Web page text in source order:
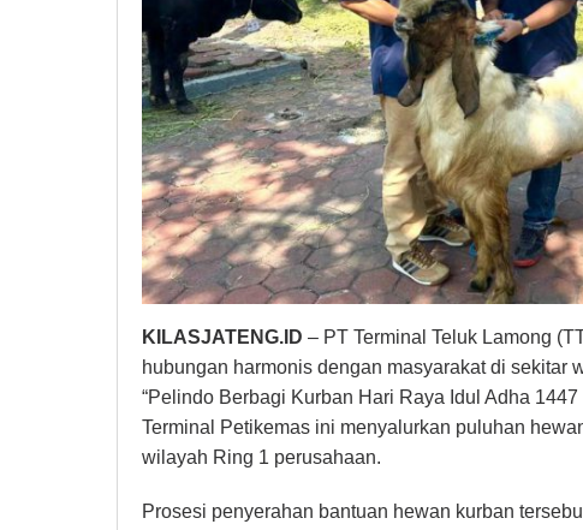
KILASJATENG.ID – PT Terminal Teluk Lamong
hubungan harmonis dengan masyarakat di sekitar
“Pelindo Berbagi Kurban Hari Raya Idul Adha
Terminal Petikemas ini menyalurkan puluhan
wilayah Ring 1 perusahaan.
Prosesi penyerahan bantuan hewan kurban